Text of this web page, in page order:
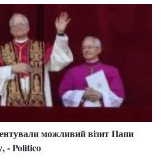
можливий візит Папи
- Politico